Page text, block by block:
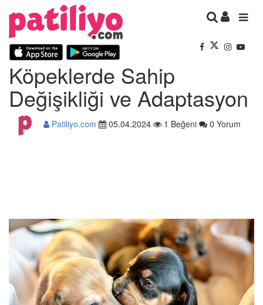
Köpeklerde Sahip
Değişikliği ve Adaptasyon
Patiliyo.com 05.04.2024 1 Beğeni 0 Yorum